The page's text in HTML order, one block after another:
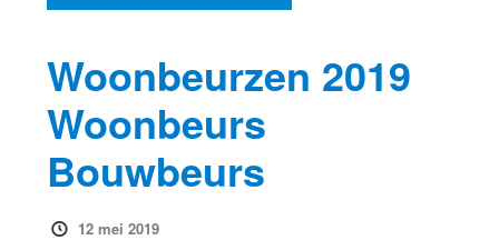
Woonbeurzen 2019
Woonbeurs
Bouwbeurs
12 mei 2019